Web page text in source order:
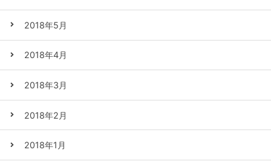
2018年5月
2018年4月
2018年3月
2018年2月
2018年1月